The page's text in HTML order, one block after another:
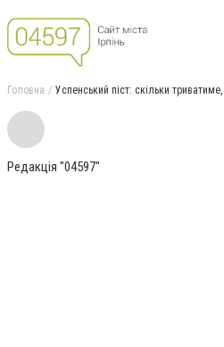
Головна Успенський піст: скільки
Редакція "04597"